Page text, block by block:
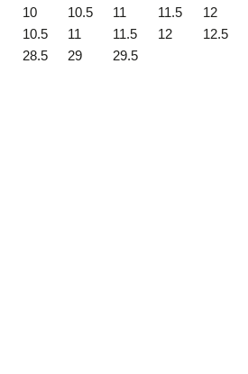
10 10.5 11 11.5 12
10.5 11 11.5 12 12.5
28.5 29 29.5